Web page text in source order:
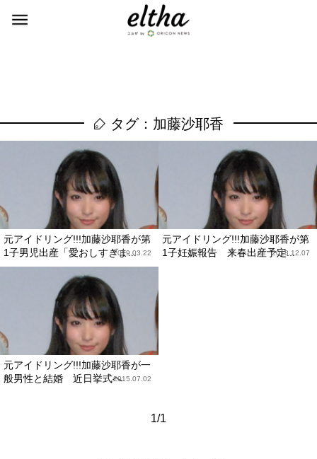
タグ：加藤沙耶香
元アイドリング!!!加藤沙耶香が第
1子男児出産「愛おしすぎま...
2019.03.22
元アイドリング!!!加藤沙耶香が第
1子妊娠報告 来春出産予定...
2018.12.07
元アイドリング!!!加藤沙耶香が一
般男性と結婚 近日挙式へ2015.07.02
1/1